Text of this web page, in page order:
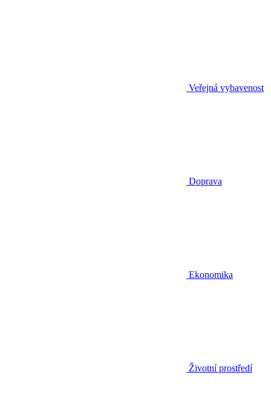
Veřejná vybavenost
Doprava
Ekonomika
Životní prostředí